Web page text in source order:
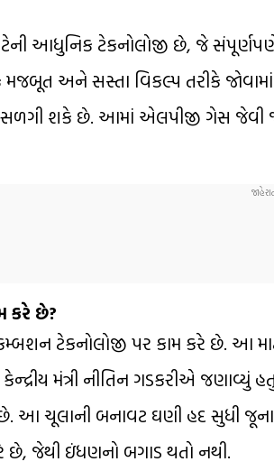
આધુનિક ટેકનોલોજી છે, જે
અને સસ્તા વિકલ્પ તરીકે
શકે છે. આમાં એલપીજી ગેસ જેવી
કરે છે?
ટેકનોલોજી પર કામ કરે છે. આ
મંત્રી નીતિન ગડકરીએ જણાવ્યું
આ ચૂલાની બનાવટ ઘણી હદ સુધી
છે, જેથી ઇંધણનો બગાડ થતો નથી.